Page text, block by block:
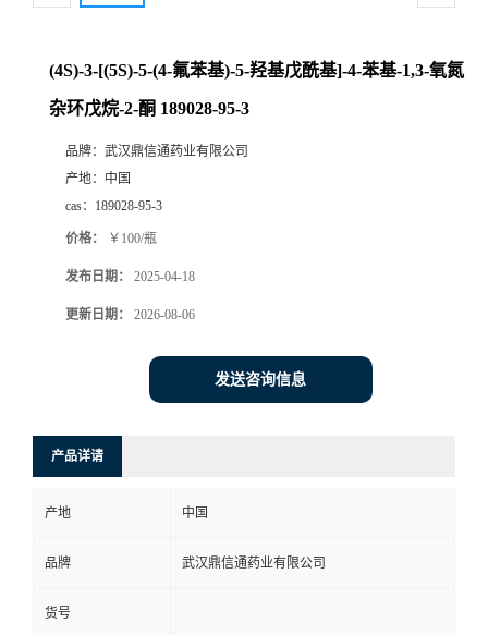
厅
线
(4S)-3-[(5S)-5-(4-氟苯基)-5-羟基戊酰基]-4-苯基-1,3-氧氮
杂环戊烷-2-酮 189028-95-3
品牌： 武汉鼎信通药业有限公司
产地： 中国
cas： 189028-95-3
价格： ￥100/瓶
发布日期： 2025-04-18
更新日期： 2026-08-06
发送咨询信息
产品详请
产地 中国
品牌 武汉鼎信通药业有限公司
货号